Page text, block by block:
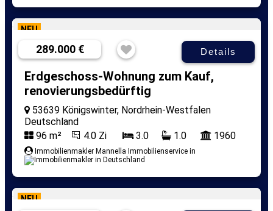
NEU
289.000 € Details
Erdgeschoss-Wohnung zum Kauf,
renovierungsbedürftig
53639 Königswinter, Nordrhein-Westfalen
Deutschland
96 m²
4.0 Zi 3.0 1.0 1960
Immobilienmakler Mannella Immobilienservice in
NEU